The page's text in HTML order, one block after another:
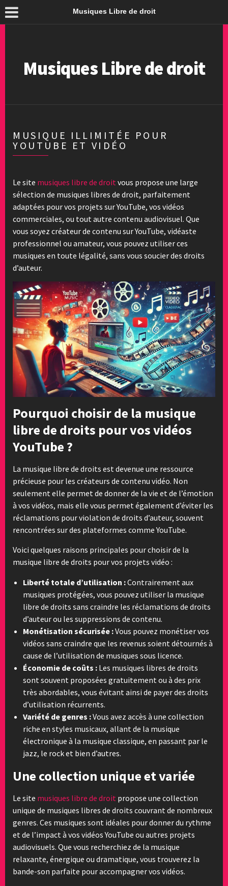
Musiques Libre de droit
Musiques Libre de droit
MUSIQUE ILLIMITÉE POUR
YOUTUBE ET VIDÉO
Le site musiques libre de droit vous propose une large
sélection de musiques libres de droit, parfaitement
adaptées pour vos projets sur YouTube, vos vidéos
commerciales, ou tout autre contenu audiovisuel. Que
vous soyez créateur de contenu sur YouTube, vidéaste
professionnel ou amateur, vous pouvez utiliser ces
musiques en toute légalité, sans vous soucier des droits
d’auteur.
Pourquoi choisir de la musique
libre de droits pour vos vidéos
YouTube ?
La musique libre de droits est devenue une ressource
précieuse pour les créateurs de contenu vidéo. Non
seulement elle permet de donner de la vie et de l’émotion
à vos vidéos, mais elle vous permet également d’éviter les
réclamations pour violation de droits d’auteur, souvent
rencontrées sur des plateformes comme YouTube.
Voici quelques raisons principales pour choisir de la
musique libre de droits pour vos projets vidéo :
Liberté totale d’utilisation :Contrairement aux
musiques protégées, vous pouvez utiliser la musique
libre de droits sans craindre les réclamations de droits
d’auteur ou les suppressions de contenu.
Monétisation sécurisée :Vous pouvez monétiser vos
vidéos sans craindre que les revenus soient détournés à
cause de l’utilisation de musiques sous licence.
Économie de coûts : Les musiques libres de droits
sont souvent proposées gratuitement ou à des prix
très abordables, vous évitant ainsi de payer des droits
d’utilisation récurrents.
Variété de genres :Vous avez accès à une collection
riche en styles musicaux, allant de la musique
électronique à la musique classique, en passant par le
jazz, le rock et bien d’autres.
Une collection unique et variée
Le site musiques libre de droit propose une collection
unique de musiques libres de droits couvrant de nombreux
genres. Ces musiques sont idéales pour donner du rythme
et de l’impact à vos vidéos YouTube ou autres projets
audiovisuels. Que vous recherchiez de la musique
relaxante, énergique ou dramatique, vous trouverez la
bande-son parfaite pour accompagner vos vidéos.